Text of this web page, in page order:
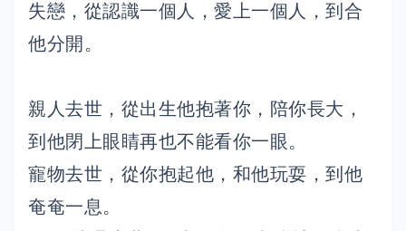
失戀，從認識一個人，愛上一個人，到合
他分開。
親人去世，從出生他抱著你，陪你長大，
到他閉上眼睛再也不能看你一眼。
寵物去世，從你抱起他，和他玩耍，到他
奄奄一息。